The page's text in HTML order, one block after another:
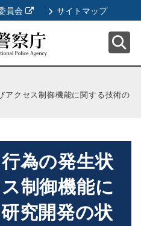
員会
別
ウ
ィ
ン
ド
で
サイトマップ
アクセス制御機能に関する技術の
為の発生状
制御機能に
究開発の状